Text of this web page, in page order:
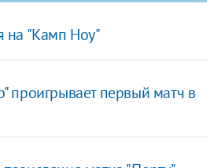
на "Камп Ноу"
проигрывает первый матч в